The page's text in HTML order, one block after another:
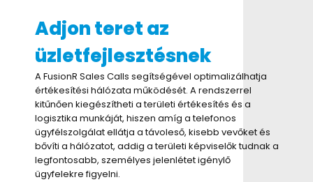
Adjon teret az
üzletfejlesztésnek
A FusionR Sales Calls segítségével optimalizálhatja
értékesítési hálózata működését. A rendszerrel
kitűnően kiegészítheti a területi értékesítés és a
logisztika munkáját, hiszen amíg a telefonos
ügyfélszolgálat ellátja a távoleső, kisebb vevőket és
bővíti a hálózatot, addig a területi képviselők tudnak a
legfontosabb, személyes jelenlétet igénylő
ügyfelekre figyelni.